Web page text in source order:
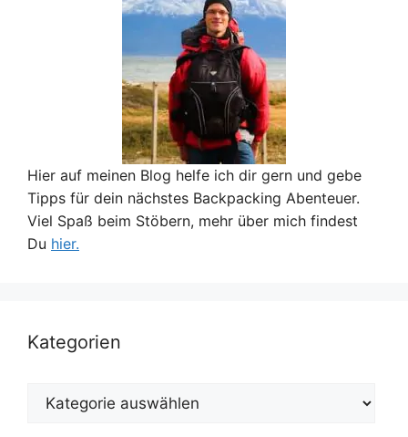
Hier auf meinen Blog helfe ich dir gern und gebe
Tipps für dein nächstes Backpacking Abenteuer.
Viel Spaß beim Stöbern, mehr über mich findest
Du hier.
Kategorien
Kategorien